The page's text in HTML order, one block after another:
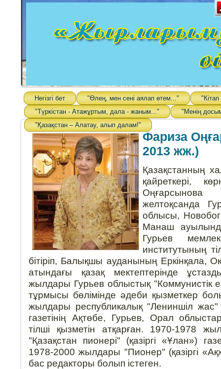
Негізгі бет "Өлең, мен сені аялап өтем..."
"Түркістан - Атажұртым, дала - жаным..."
"Менің
"Қазақстан – Алатау, алып далам!"
Фариза
2013 жж.)
Қазақстанның
қайреткері,
желтоқсанда
облысы,
Манаш
Гурьев
институтының
бітіріп, Балықшы ауданының Еркінқала,
атындағы қазақ мектептерінде
жылдары Гурьев облыстық "Коммунистік
тұрмысы бөлімінде әдеби қызметкер
жылдары республикалық "Лениншіл жас"
газетінің Ақтөбе, Гурьев, Орал
тілші қызметін атқарған. 1970-1978
"Қазақстан пионері" (қазіргі «Ұлан»)
1978-2000 жылдары "Пионер" (қазіргі
бас редакторы болып істеген.